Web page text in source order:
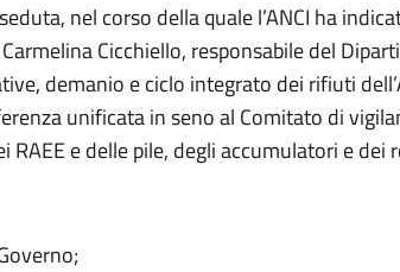
nel corso della quale l’ANCI ha
Cicchiello, responsabile del
demanio e ciclo integrato dei rifiuti
unificata in seno al Comitato di
RAEE e delle pile, degli accumulatori e dei